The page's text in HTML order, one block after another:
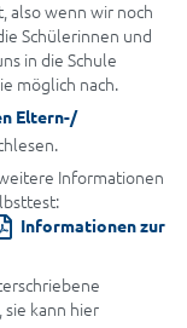
also wenn wir noch
Schülerinnen und
in die Schule
möglich nach.
Eltern-/
Informationen
Informationen zur
kann hier